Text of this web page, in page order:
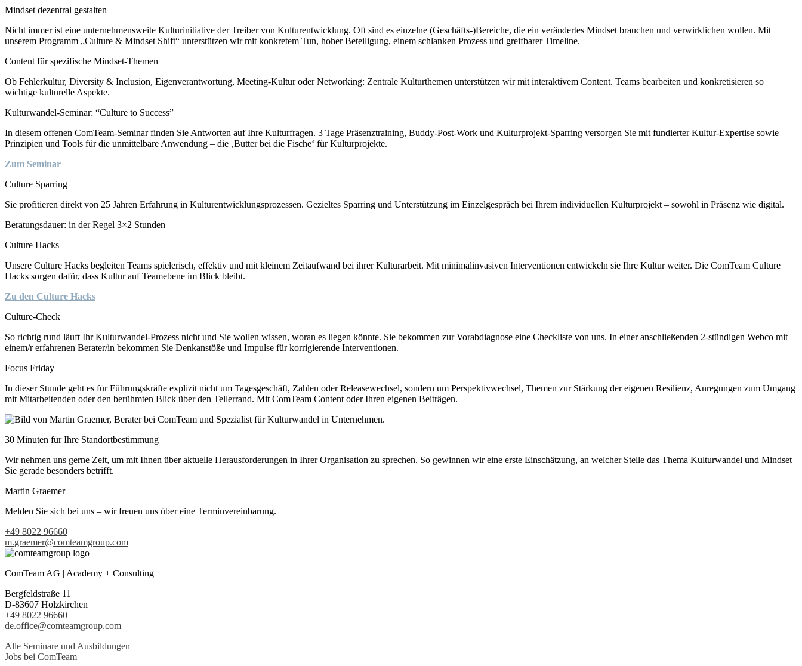
Mindset dezentral gestalten
Nicht immer ist eine unternehmensweite Kulturinitiative der Treiber von Kulturentwicklung. Oft sind es einzelne (Geschäfts-)Bereiche, die ein verändertes Mindset brauchen und verwirklichen wollen. Mit
unserem Programm „Culture & Mindset Shift“ unterstützen wir mit konkretem Tun, hoher Beteiligung, einem schlanken Prozess und greifbarer Timeline.
Content für spezifische Mindset-Themen
Ob Fehlerkultur, Diversity & Inclusion, Eigenverantwortung, Meeting-Kultur oder Networking: Zentrale Kulturthemen unterstützen wir mit interaktivem Content. Teams bearbeiten und konkretisieren so
wichtige kulturelle Aspekte.
Kulturwandel-Seminar: “Culture to Success”
In diesem offenen ComTeam-Seminar finden Sie Antworten auf Ihre Kulturfragen. 3 Tage Präsenztraining, Buddy-Post-Work und Kulturprojekt-Sparring versorgen Sie mit fundierter Kultur-Expertise sowie
Prinzipien und Tools für die unmittelbare Anwendung – die ‚Butter bei die Fische‘ für Kulturprojekte.
Zum Seminar
Culture Sparring
Sie profitieren direkt von 25 Jahren Erfahrung in Kulturentwicklungsprozessen. Gezieltes Sparring und Unterstützung im Einzelgespräch bei Ihrem individuellen Kulturprojekt – sowohl in Präsenz wie digital.
Beratungsdauer: in der Regel 3×2 Stunden
Culture Hacks
Unsere Culture Hacks begleiten Teams spielerisch, effektiv und mit kleinem Zeitaufwand bei ihrer Kulturarbeit. Mit minimalinvasiven Interventionen entwickeln sie Ihre Kultur weiter. Die ComTeam Culture
Hacks sorgen dafür, dass Kultur auf Teamebene im Blick bleibt.
Zu den Culture Hacks
Culture-Check
So richtig rund läuft Ihr Kulturwandel-Prozess nicht und Sie wollen wissen, woran es liegen könnte. Sie bekommen zur Vorabdiagnose eine Checkliste von uns. In einer anschließenden 2-stündigen Webco mit
einem/r erfahrenen Berater/in bekommen Sie Denkanstöße und Impulse für korrigierende Interventionen.
Focus Friday
In dieser Stunde geht es für Führungskräfte explizit nicht um Tagesgeschäft, Zahlen oder Releasewechsel, sondern um Perspektivwechsel, Themen zur Stärkung der eigenen Resilienz, Anregungen zum Umgang
mit Mitarbeitenden oder den berühmten Blick über den Tellerrand. Mit ComTeam Content oder Ihren eigenen Beiträgen.
30 Minuten für Ihre Standortbestimmung
Wir nehmen uns gerne Zeit, um mit Ihnen über aktuelle Herausforderungen in Ihrer Organisation zu sprechen. So gewinnen wir eine erste Einschätzung, an welcher Stelle das Thema Kulturwandel und Mindset
Sie gerade besonders betrifft.
Martin Graemer
Melden Sie sich bei uns – wir freuen uns über eine Terminvereinbarung.
+49 8022 96660
m.graemer@comteamgroup.com
ComTeam AG | Academy + Consulting
Bergfeldstraße 11
D-83607 Holzkirchen
+49 8022 96660
de.office@comteamgroup.com
Alle Seminare und Ausbildungen
Jobs bei ComTeam